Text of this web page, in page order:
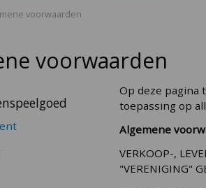
voorwaarden
voorwaarden
Op deze pagina
toepassing op
Algemene
VERKOOP-,
"VERENIGING"